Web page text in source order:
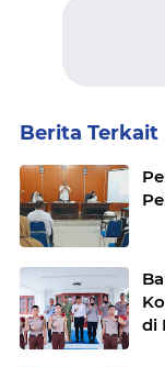
Berita Terkait
di